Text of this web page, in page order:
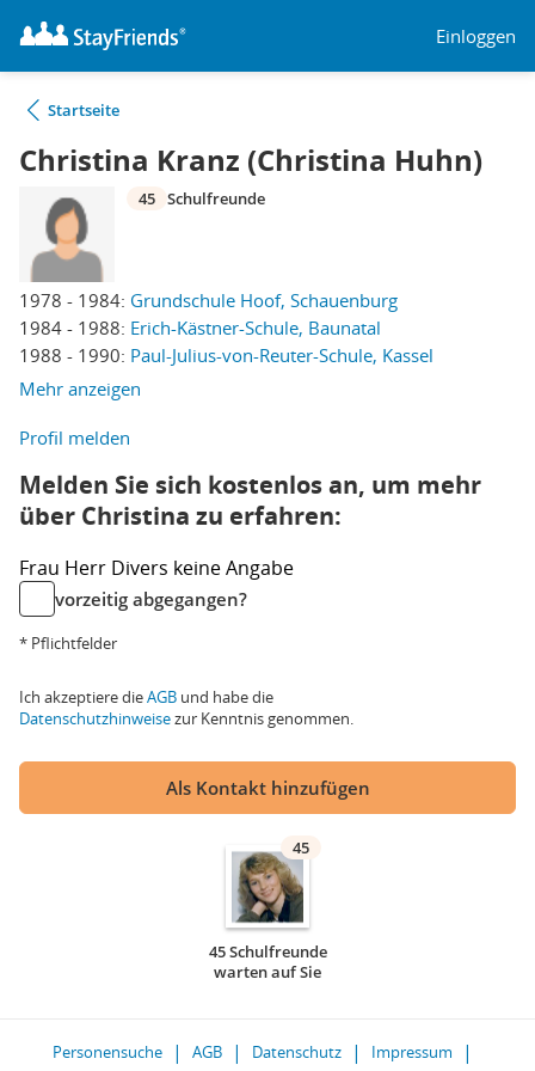
Einloggen
Startseite
Christina Kranz (Christina Huhn)
1978 - 1984: Grundschule Hoof, Schauenburg
1984 - 1988: Erich-Kästner-Schule, Baunatal
1988 - 1990: Paul-Julius-von-Reuter-Schule, Kassel
Mehr anzeigen
45 Schulfreunde
Profil melden
Melden Sie sich kostenlos an, um mehr
über Christina zu erfahren:
Frau Herr Divers keine Angabe
vorzeitig abgegangen?
* Pflichtfelder
Ich akzeptiere dieAGB und habe die
Datenschutzhinweisezur Kenntnis genommen.
Als Kontakt hinzufügen
45
45 Schulfreunde
warten auf Sie
Personensuche AGB Datenschutz
Impressum